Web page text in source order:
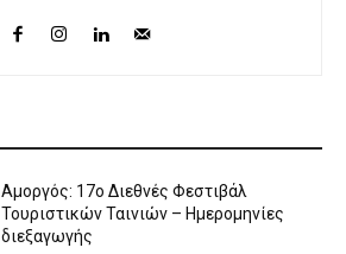
Αμοργός: 17ο Διεθνές Φεστιβάλ
Τουριστικών Ταινιών – Ημερομηνίες
διεξαγωγής